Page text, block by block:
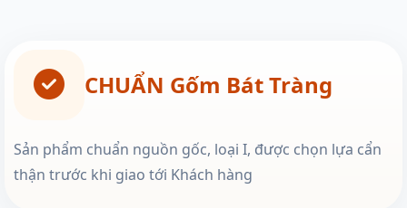
CHUẨN Gốm Bát Tràng
Sản phẩm chuẩn nguồn gốc, loại I, được chọn lựa cẩn
thận trước khi giao tới Khách hàng